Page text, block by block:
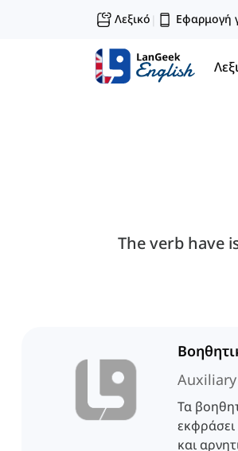
Λεξικό | Εφαρμογή
The verb have
Τα
και